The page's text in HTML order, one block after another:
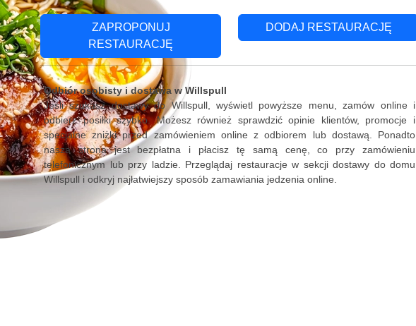
ZAPROPONUJ
RESTAURACJĘ
DODAJ RESTAURACJĘ
Odbiór osobisty i dostawa w Willspull
Jeśli szukasz dostawy do Willspull, wyświetl powyższe menu, zamów online i
odbierz posiłki szybko. Możesz również sprawdzić opinie klientów, promocje i
specjalne zniżki przed zamówieniem online z odbiorem lub dostawą. Ponadto
nasza strona jest bezpłatna i płacisz tę samą cenę, co przy zamówieniu
telefonicznym lub przy ladzie. Przeglądaj restauracje w sekcji dostawy do domu
Willspull i odkryj najłatwiejszy sposób zamawiania jedzenia online.